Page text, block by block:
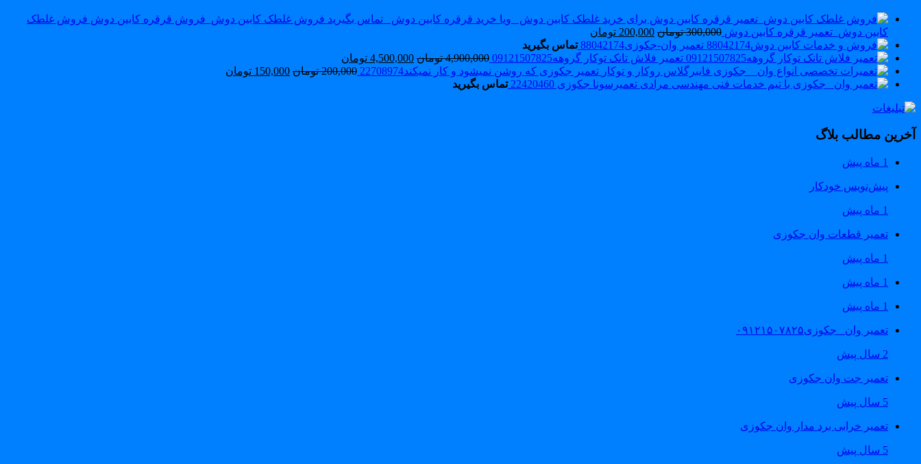
فروش غلطک
کابین دوش_تعمیر قرقره کابین دوش 300,000 تومان 200,000 تومان
تعمیر وان-جکوزی88042174
تماس بگیرید
تعمیر فلاش تانک توکار گروهه09121507825
4,900,000 تومان 4,500,000 تومان
تعمیر جکوزی که روشن نمیشود و کار نمیکند22708974
200,000 تومان 150,000 تومان
تعمیرسونا جکوزی 22420460
تماس بگیرید
آخرین مطالب بلاگ
1 ماه پیش
پیش‌نویس خودکار
1 ماه پیش
تعمیر قطعات وان جکوزی
1 ماه پیش
1 ماه پیش
1 ماه پیش
تعمیر وان _جکوزی۰۹۱۲۱۵۰۷۸۲۵
2 سال پیش
تعمیر جت وان جکوزی
5 سال پیش
تعمیر خرابی برد مدار وان جکوزی
5 سال پیش